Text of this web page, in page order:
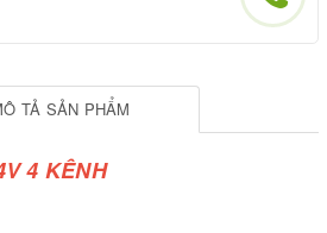
TẢ SẢN PHẨM
4 KÊNH